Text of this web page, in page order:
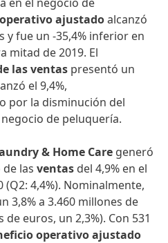
ajustadoalcanzó
y fue un -35,4% inferior en
mitad de 2019. El
las ventas presentó un
el 9,4%,
por la disminución del
de peluquería.
& Home Care generó
las ventas del 4,9% en el
4,4%). Nominalmente,
3,8% a 3.460 millones de
euros, un 2,3%). Con 531
operativo ajustado